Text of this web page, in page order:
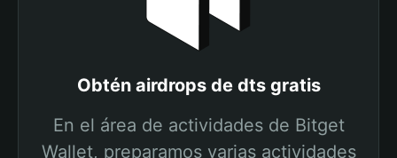
Obtén airdrops de dts gratis
En el área de actividades de Bitget
Wallet, preparamos varias actividades